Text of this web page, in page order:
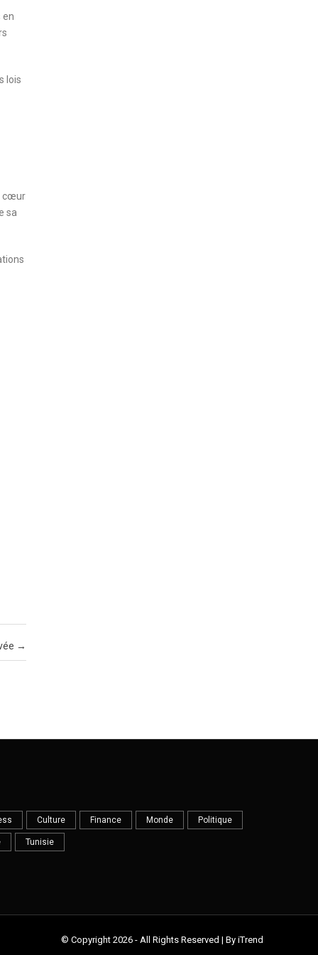
en
lois
cœur
sa
→
Culture Finance Monde Politique
Tunisie
© Copyright 2026 - All Rights Reserved | By iTrend